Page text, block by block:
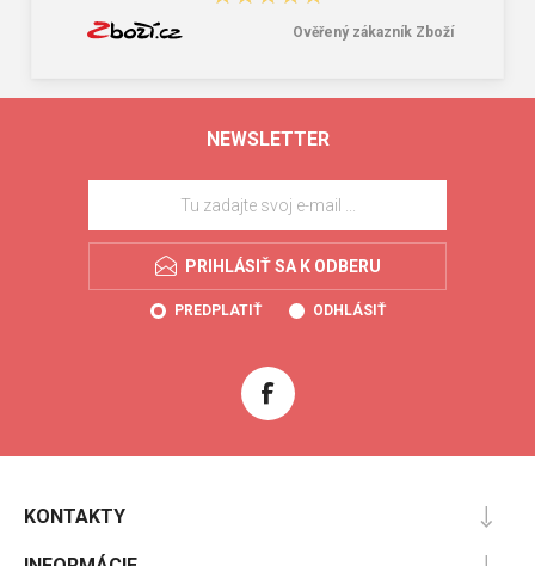
Ověřený zákazník Zboží
NEWSLETTER
PRIHLÁSIŤ SA K ODBERU
PREDPLATIŤ ODHLÁSIŤ
KONTAKTY